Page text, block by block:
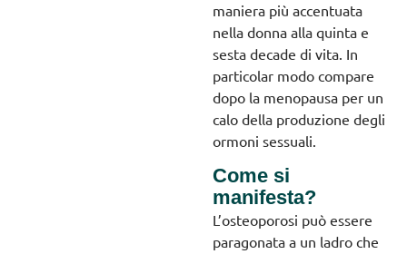
maniera più accentuata
nella donna alla quinta e
sesta decade di vita. In
particolar modo compare
dopo la menopausa per un
calo della produzione degli
ormoni sessuali.
Come si
manifesta?
L’osteoporosi può essere
paragonata a un ladro che